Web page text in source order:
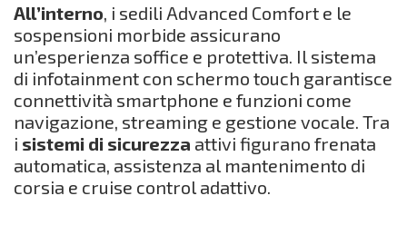
All’interno, i sedili Advanced Comfort e le
sospensioni morbide assicurano
un’esperienza soffice e protettiva. Il sistema
di infotainment con schermo touch garantisce
connettività smartphone e funzioni come
navigazione, streaming e gestione vocale. Tra
i sistemi di sicurezza attivi figurano frenata
automatica, assistenza al mantenimento di
corsia e cruise control adattivo.